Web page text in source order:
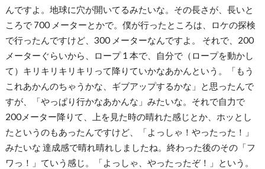
んですよ。地球に穴が開いてるみたいな。その長さが、長いと
ころで 700 メーターとかで。僕が行ったところは、ロケの探検
で行ったんですけど、300 メーターなんですよ。 それで、200
メーターぐらいから、ロープ 1 本で、自分で（ロープを動かし
て）キリキリキリキリって降りていかなあかんという。「もう
これあかんのちゃうかな、ギブアップするかな」と思ったんで
すが、「やっぱり行かなあかんな」みたいな。それで自力で
200メーター降りて、上を見た時の晴れた感じとか、ホッとし
たというのもあったんですけど、「よっしゃ！やったった！」
みたいな 達成感で晴れ晴れしましたね。終わった後のその「フ
ワっ！」ていう感じ。「よっしゃ、やったったぞ！」という。